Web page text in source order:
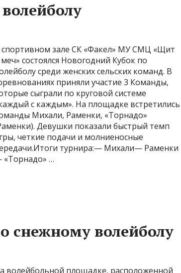
спортивном зале СК «Факел» МУ СМЦ «Щит
состоялся Новогодний Кубок по
среди женских сельских команд. В
приняли участие 3 Команды,
сыграли по круговой системе
с каждым». На площадке встретились
Михали, Раменки, «Торнадо»
Девушки показали быстрый темп
четкие подачи и молниеносные
турнира:— Михали— Раменки
«Торнадо» …
снежному волейболу
волейбольной площадке, расположенной